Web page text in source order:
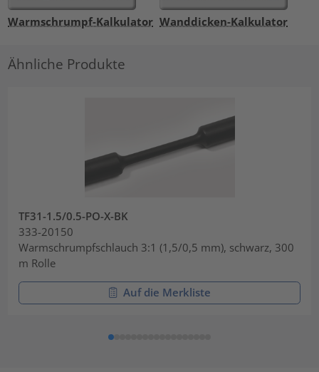
Warmschrumpf-Kalkulator Wanddicken-Kalkulator
Ähnliche Produkte
TF31-1.5/0.5-PO-X-BK
333-20150
Warmschrumpfschlauch 3:1 (1,5/0,5 mm), schwarz, 300
m Rolle
Auf die Merkliste